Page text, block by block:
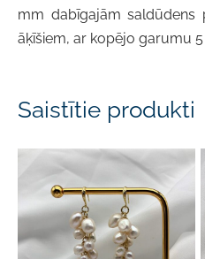
mm dabīgajām saldūdens
āķīšiem, ar kopējo garumu 5
Saistītie produkti